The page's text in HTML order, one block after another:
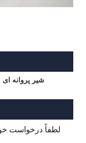
شیر پروانه ای